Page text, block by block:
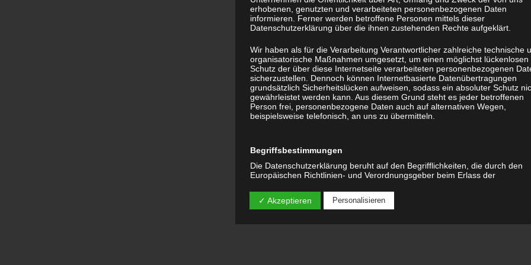
Keine
META
Kommentar-
erhobenen, genutzten und verarbeiteten personenbezogenen Daten
informieren. Ferner werden betroffene Personen mittels dieser
Datenschutzerklärung über die ihnen zustehenden Rechte aufgeklärt.
Wir haben als für die Verarbeitung Verantwortlicher zahlreiche technische
organisatorische Maßnahmen umgesetzt, um einen möglichst lückenlosen
Schutz der über diese Internetseite verarbeiteten personenbezogenen
sicherzustellen. Dennoch können Internetbasierte Datenübertragungen
grundsätzlich Sicherheitslücken aufweisen, sodass ein absoluter Schutz
gewährleistet werden kann. Aus diesem Grund steht es jeder betroffenen
Person frei, personenbezogene Daten auch auf alternativen Wegen,
beispielsweise telefonisch, an uns zu übermitteln.
Begriffsbestimmungen
Die Datenschutzerklärung beruht auf den Begrifflichkeiten, die durch den
Europäischen Richtlinien- und Verordnungsgeber beim Erlass der
Datenschutzerklärung soll sowohl für die Öffentlichkeit als auch für unsere
Kunden und Geschäftspartner einfach lesbar und verständlich sein. Um dies
✓ Akzeptieren Personalisieren